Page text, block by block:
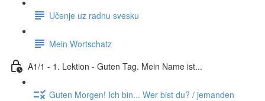
Učenje uz radnu svesku
Mein Wortschatz
A1/1 - 1. Lektion - Guten Tag. Mein Name ist...
Guten Morgen! Ich bin... Wer bist du? / jemanden